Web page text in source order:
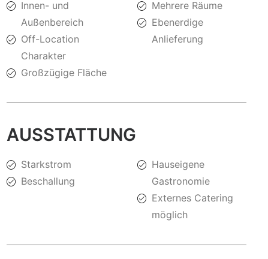
Innen- und
Außenbereich
Off-Location
Charakter
Großzügige Fläche
Mehrere Räume
Ebenerdige
Anlieferung
AUSSTATTUNG
Starkstrom
Beschallung
Hauseigene
Gastronomie
Externes Catering
möglich